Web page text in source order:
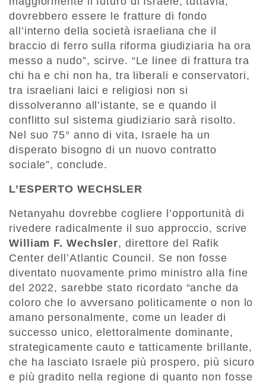
dovrebbero essere le fratture di fondo
all’interno della società israeliana che il
braccio di ferro sulla riforma giudiziaria ha ora
messo a nudo”, scirve. “Le linee di frattura tra
chi ha e chi non ha, tra liberali e conservatori,
tra israeliani laici e religiosi non si
dissolveranno all’istante, se e quando il
conflitto sul sistema giudiziario sarà risolto.
Nel suo 75° anno di vita, Israele ha un
disperato bisogno di un nuovo contratto
sociale”, conclude.
L’ESPERTO WECHSLER
Netanyahu dovrebbe cogliere l’opportunità di
rivedere radicalmente il suo approccio, scrive
William F. Wechsler, direttore del Rafik
Center dell’Atlantic Council. Se non fosse
diventato nuovamente primo ministro alla fine
del 2022, sarebbe stato ricordato “anche da
coloro che lo avversano politicamente o non lo
amano personalmente, come un leader di
successo unico, elettoralmente dominante,
strategicamente cauto e tatticamente brillante,
che ha lasciato Israele più prospero, più sicuro
e più gradito nella regione di quanto non fosse